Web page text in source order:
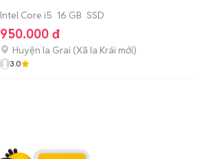
Intel Core i5 16 GB SSD
950.000 đ
Huyện Ia Grai (Xã Ia Krái mới)
3.0